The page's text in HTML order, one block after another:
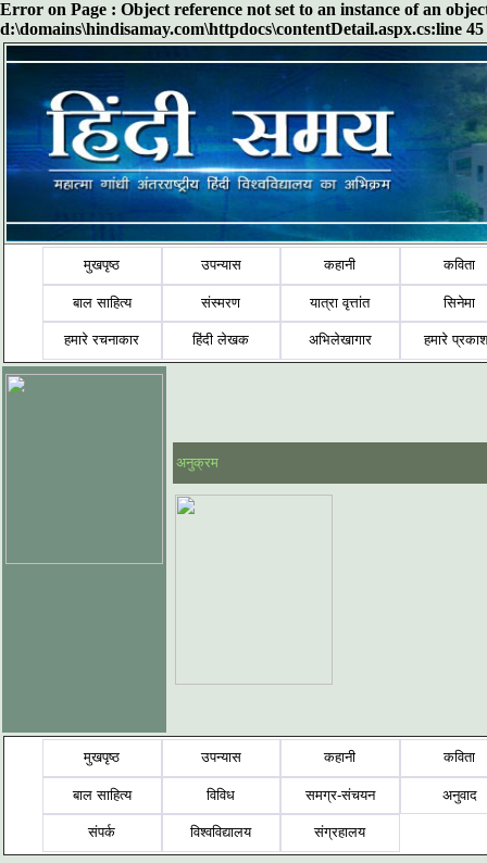
Error on Page : Object reference not set to an instance of an
d:\domains\hindisamay.com\httpdocs\contentDetail.aspx.cs:line 45
मुखपृष्ठ उपन्यास कहानी कविता
बाल साहित्य संस्मरण यात्रा वृत्तांत सिनेमा
हमारे रचनाकार हिंदी लेखक अभिलेखागार हमारे
अनुक्रम
मुखपृष्ठ उपन्यास कहानी कविता
बाल साहित्य विविध समग्र-संचयन अनुवाद
संपर्क विश्वविद्यालय संग्रहालय